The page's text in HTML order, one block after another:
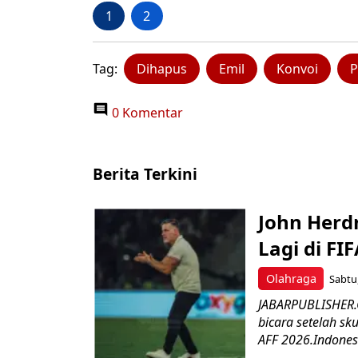
1 2
Tag: Dihapus Emil Konvoi
0 Komentar
Berita Terkini
Olahraga
John
Lagi di
bicara setelah
AFF